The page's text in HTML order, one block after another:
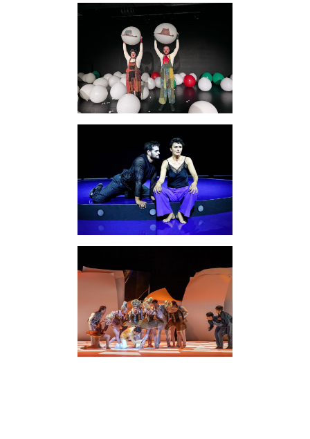
Querschnitt
Familienprogramme
Clubmitgliedschaft